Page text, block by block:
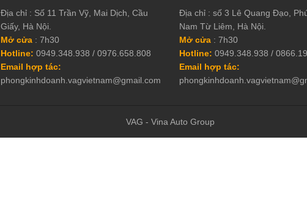
Địa chỉ : Số 11 Trần Vỹ, Mai Dịch, Cầu
Giấy, Hà Nội.
Mở cửa: 7h30
Hotline: 0949.348.938 / 0976.658.808
Email hợp tác:
phongkinhdoanh.vagvietnam@gmail.com
Địa chỉ : số 3 Lê Quang Đạo,
Nam Từ Liêm, Hà Nội.
Mở cửa : 7h30
Hotline: 0949.348.938 /
Email hợp tác:
VAG - Vina Auto Group